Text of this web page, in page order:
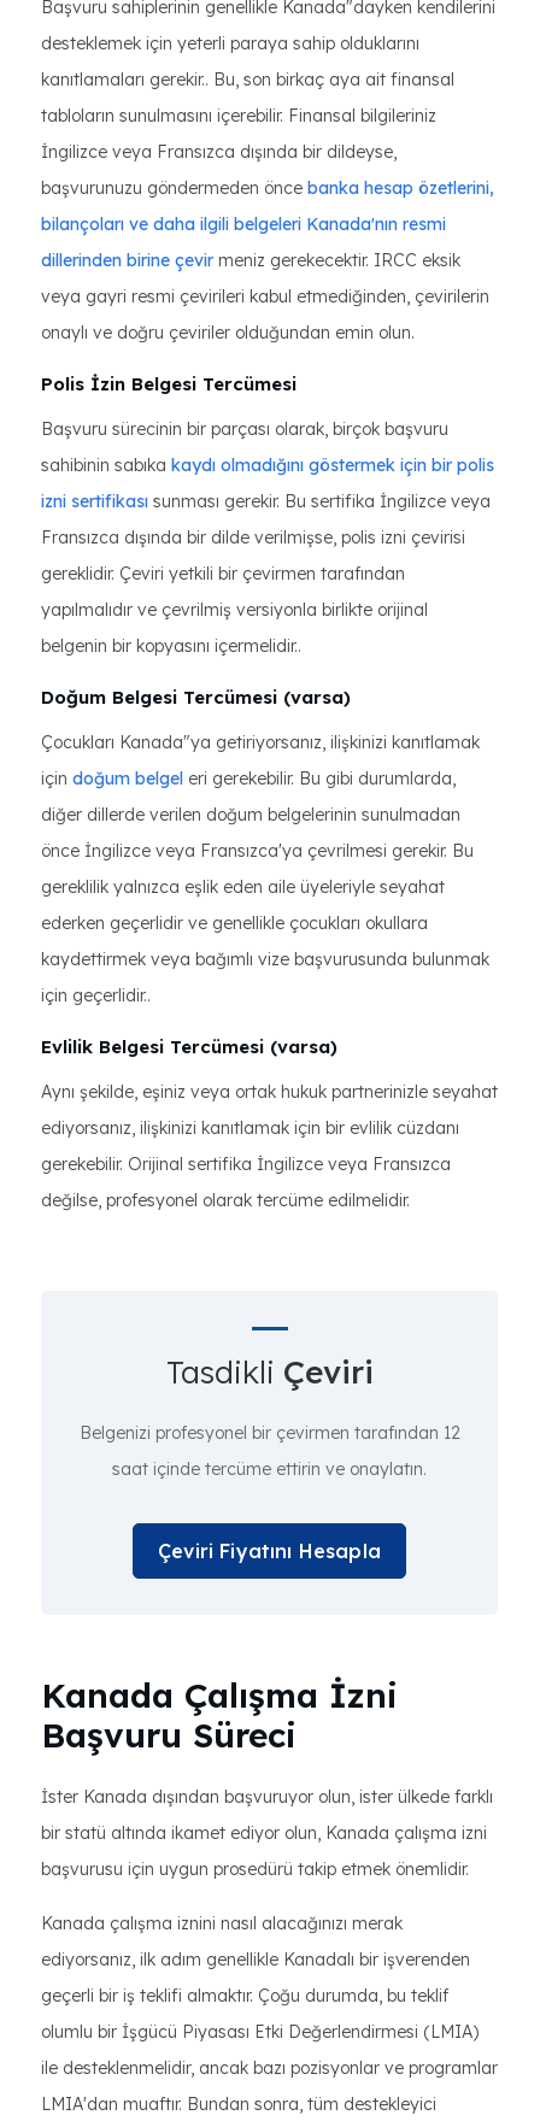
Başvuru sahiplerinin genellikle Kanada"dayken kendilerini
desteklemek için yeterli paraya sahip olduklarını
kanıtlamaları gerekir.. Bu, son birkaç aya ait finansal
tabloların sunulmasını içerebilir. Finansal bilgileriniz
İngilizce veya Fransızca dışında bir dildeyse,
başvurunuzu göndermeden önce banka hesap özetlerini,
bilançoları ve daha ilgili belgeleri Kanada'nın resmi
dillerinden birine çevir meniz gerekecektir. IRCC eksik
veya gayri resmi çevirileri kabul etmediğinden, çevirilerin
onaylı ve doğru çeviriler olduğundan emin olun.
Polis İzin Belgesi Tercümesi
Başvuru sürecinin bir parçası olarak, birçok başvuru
sahibinin sabıka kaydı olmadığını göstermek için bir polis
izni sertifikası sunması gerekir. Bu sertifika İngilizce veya
Fransızca dışında bir dilde verilmişse, polis izni çevirisi
gereklidir. Çeviri yetkili bir çevirmen tarafından
yapılmalıdır ve çevrilmiş versiyonla birlikte orijinal
belgenin bir kopyasını içermelidir..
Doğum Belgesi Tercümesi (varsa)
Çocukları Kanada"ya getiriyorsanız, ilişkinizi kanıtlamak
için doğum belgel eri gerekebilir. Bu gibi durumlarda,
diğer dillerde verilen doğum belgelerinin sunulmadan
önce İngilizce veya Fransızca'ya çevrilmesi gerekir. Bu
gereklilik yalnızca eşlik eden aile üyeleriyle seyahat
ederken geçerlidir ve genellikle çocukları okullara
kaydettirmek veya bağımlı vize başvurusunda bulunmak
için geçerlidir..
Evlilik Belgesi Tercümesi (varsa)
Aynı şekilde, eşiniz veya ortak hukuk partnerinizle seyahat
ediyorsanız, ilişkinizi kanıtlamak için bir evlilik cüzdanı
gerekebilir. Orijinal sertifika İngilizce veya Fransızca
değilse, profesyonel olarak tercüme edilmelidir.
Tasdikli Çeviri
Belgenizi profesyonel bir çevirmen tarafından 12
saat içinde tercüme ettirin ve onaylatın.
Çeviri Fiyatını Hesapla
Kanada Çalışma İzni
Başvuru Süreci
İster Kanada dışından başvuruyor olun, ister ülkede farklı
bir statü altında ikamet ediyor olun, Kanada çalışma izni
başvurusu için uygun prosedürü takip etmek önemlidir.
Kanada çalışma iznini nasıl alacağınızı merak
ediyorsanız, ilk adım genellikle Kanadalı bir işverenden
geçerli bir iş teklifi almaktır. Çoğu durumda, bu teklif
olumlu bir İşgücü Piyasası Etki Değerlendirmesi (LMIA)
ile desteklenmelidir, ancak bazı pozisyonlar ve programlar
LMIA'dan muaftır. Bundan sonra, tüm destekleyici